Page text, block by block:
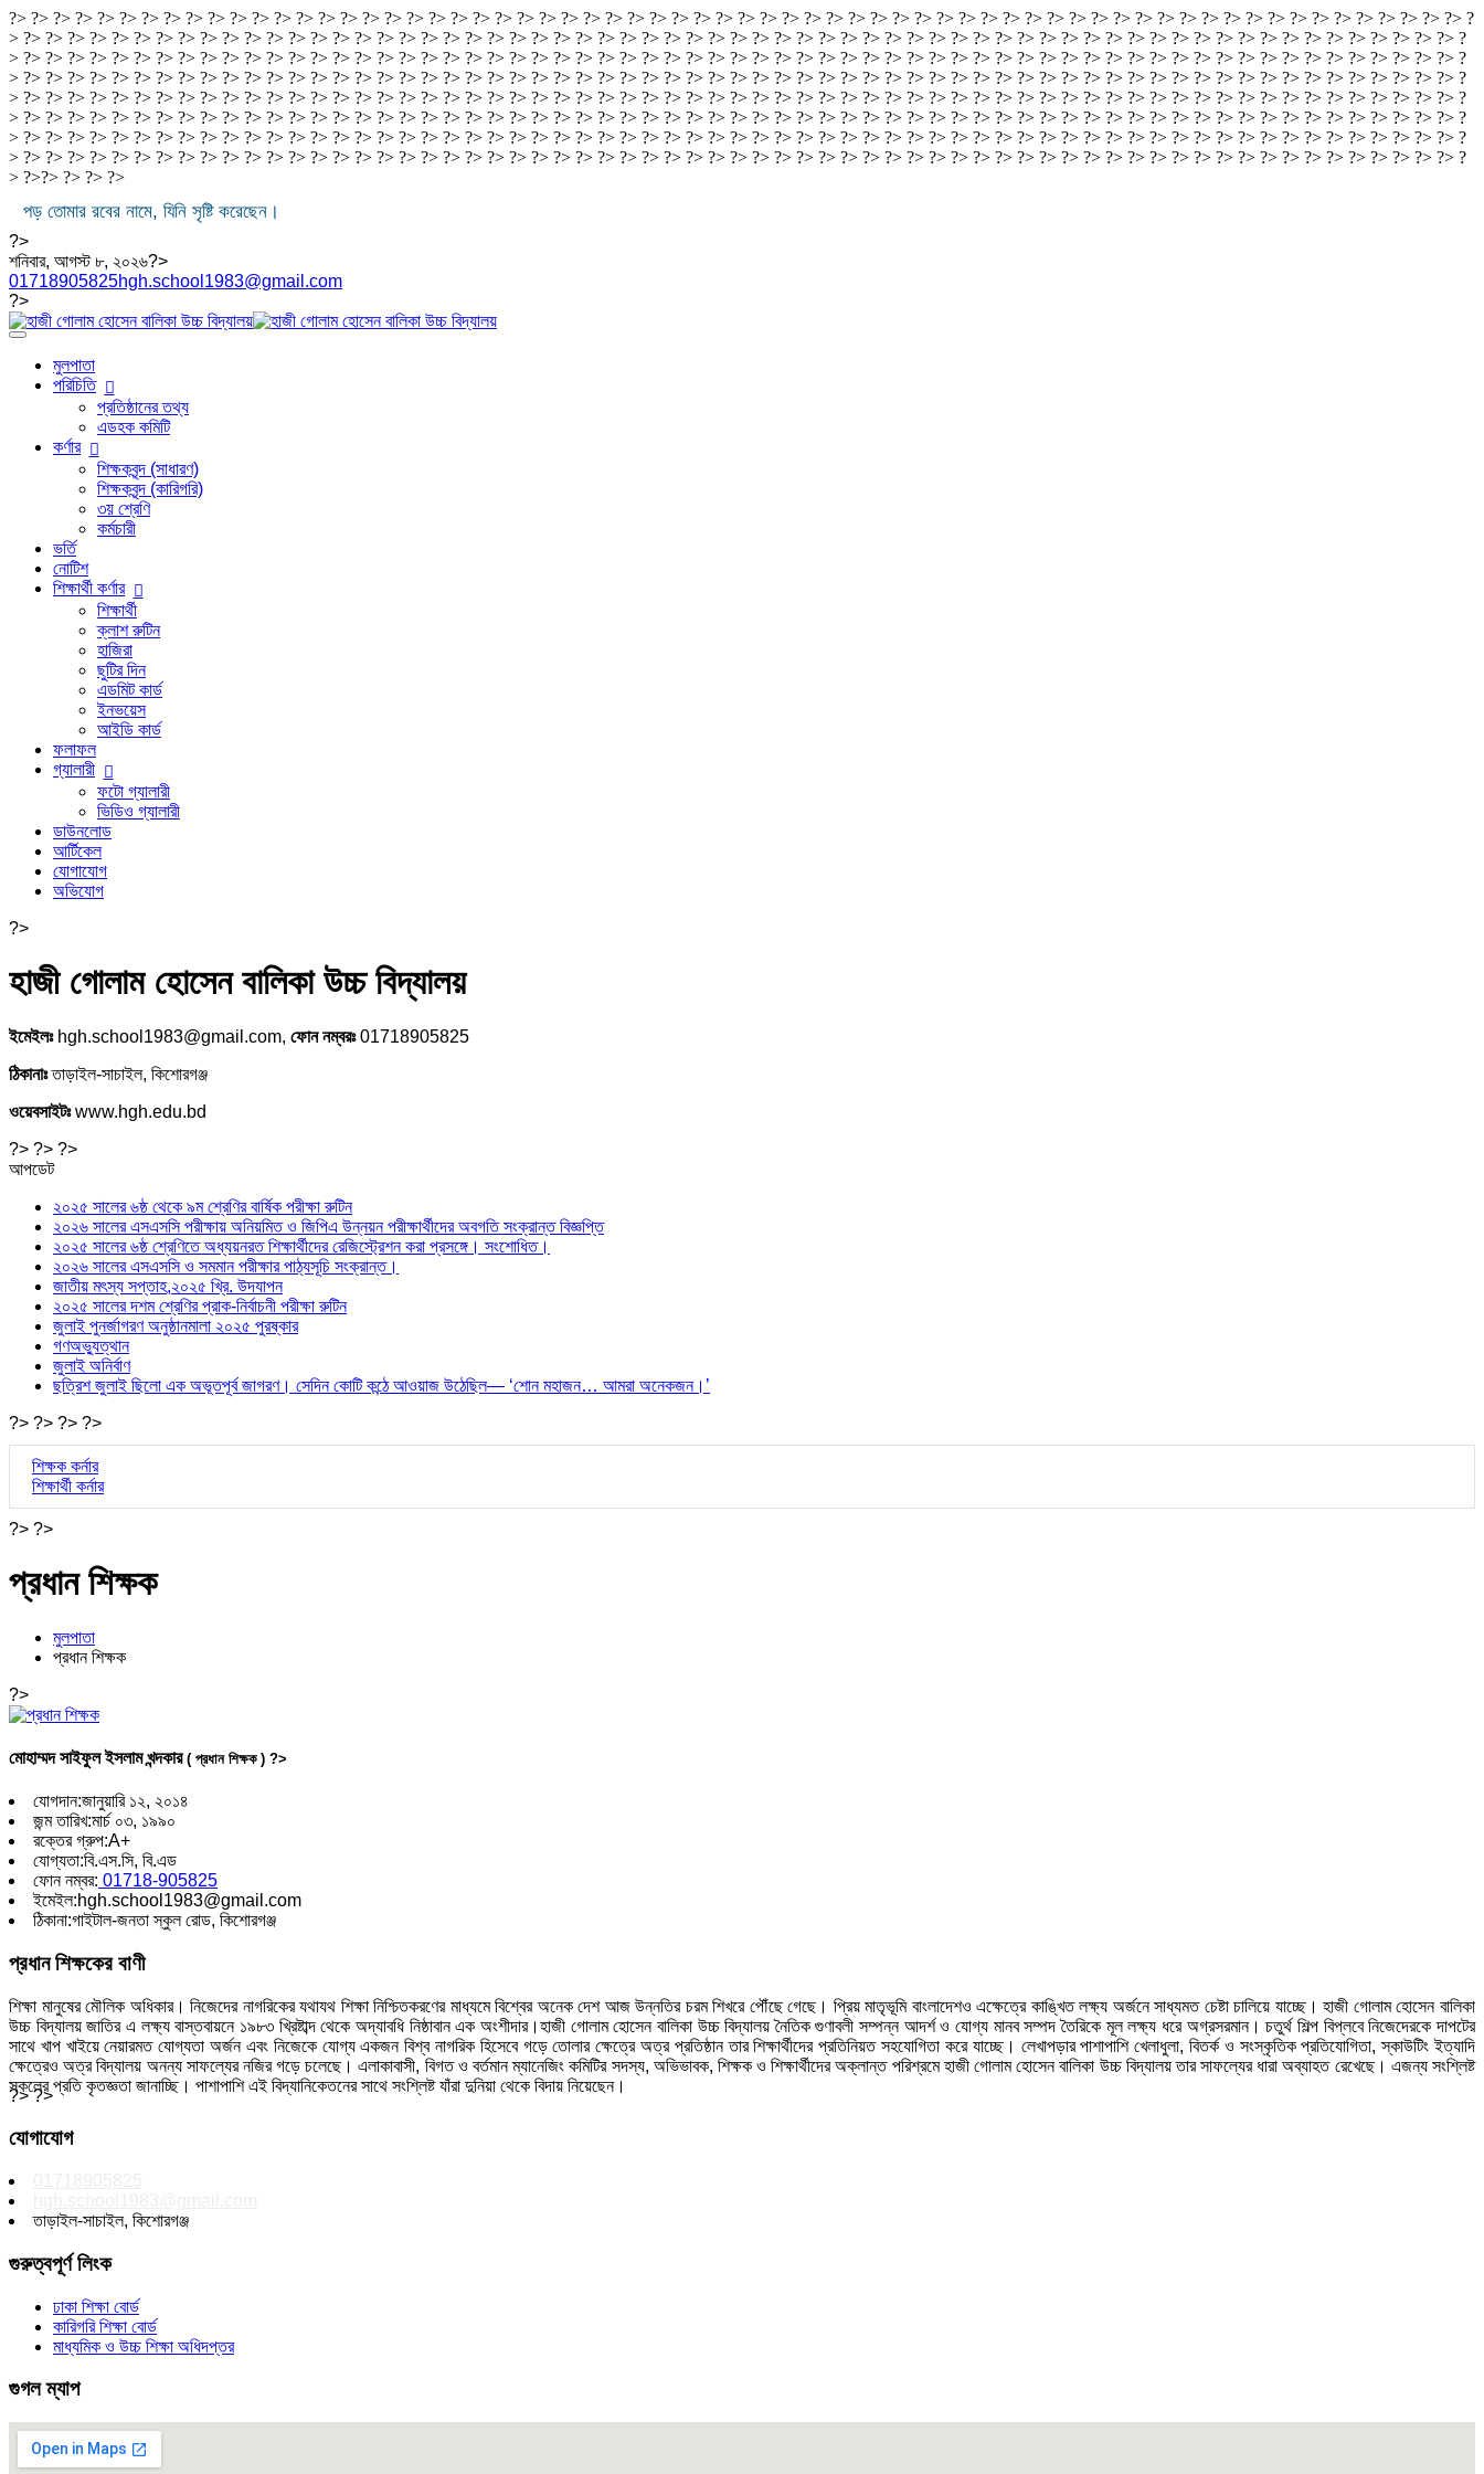
?> ?> ?> ?> ?> ?> ?> ?> ?> ?> ?> ?> ?> ?> ?> ?> ?> ?> ?> ?> ?> ?> ?> ?> ?> ?> ?> ?> ?> ?> ?> ?> ?> ?> ?> ?> ?> ?> ?> ?> ?> ?> ?> ?> ?> ?> ?> ?> ?> ?> ?> ?> ?> ?> ?> ?> ?> ?> ?> ?> ?> ?> ?> ?> ?> ?> ?
> ?> ?> ?> ?> ?> ?> ?> ?> ?> ?> ?> ?> ?> ?> ?> ?> ?> ?> ?> ?> ?> ?> ?> ?> ?> ?> ?> ?> ?> ?> ?> ?> ?> ?> ?> ?> ?> ?> ?> ?> ?> ?> ?> ?> ?> ?> ?> ?> ?> ?> ?> ?> ?> ?> ?> ?> ?> ?> ?> ?> ?> ?> ?> ?> ?> ?
> ?> ?> ?> ?> ?> ?> ?> ?> ?> ?> ?> ?> ?> ?> ?> ?> ?> ?> ?> ?> ?> ?> ?> ?> ?> ?> ?> ?> ?> ?> ?> ?> ?> ?> ?> ?> ?> ?> ?> ?> ?> ?> ?> ?> ?> ?> ?> ?> ?> ?> ?> ?> ?> ?> ?> ?> ?> ?> ?> ?> ?> ?> ?> ?> ?> ?
> ?> ?> ?> ?> ?> ?> ?> ?> ?> ?> ?> ?> ?> ?> ?> ?> ?> ?> ?> ?> ?> ?> ?> ?> ?> ?> ?> ?> ?> ?> ?> ?> ?> ?> ?> ?> ?> ?> ?> ?> ?> ?> ?> ?> ?> ?> ?> ?> ?> ?> ?> ?> ?> ?> ?> ?> ?> ?> ?> ?> ?> ?> ?> ?> ?> ?
> ?> ?> ?> ?> ?> ?> ?> ?> ?> ?> ?> ?> ?> ?> ?> ?> ?> ?> ?> ?> ?> ?> ?> ?> ?> ?> ?> ?> ?> ?> ?> ?> ?> ?> ?> ?> ?> ?> ?> ?> ?> ?> ?> ?> ?> ?> ?> ?> ?> ?> ?> ?> ?> ?> ?> ?> ?> ?> ?> ?> ?> ?> ?> ?> ?> ?
> ?> ?> ?> ?> ?> ?> ?> ?> ?> ?> ?> ?> ?> ?> ?> ?> ?> ?> ?> ?> ?> ?> ?> ?> ?> ?> ?> ?> ?> ?> ?> ?> ?> ?> ?> ?> ?> ?> ?> ?> ?> ?> ?> ?> ?> ?> ?> ?> ?> ?> ?> ?> ?> ?> ?> ?> ?> ?> ?> ?> ?> ?> ?> ?> ?> ?
> ?> ?> ?> ?> ?> ?> ?> ?> ?> ?> ?> ?> ?> ?> ?> ?> ?> ?> ?> ?> ?> ?> ?> ?> ?> ?> ?> ?> ?> ?> ?> ?> ?> ?> ?> ?> ?> ?> ?> ?> ?> ?> ?> ?> ?> ?> ?> ?> ?> ?> ?> ?> ?> ?> ?> ?> ?> ?> ?> ?> ?> ?> ?> ?> ?> ?
> ?> ?> ?> ?> ?> ?> ?> ?> ?> ?> ?> ?> ?> ?> ?> ?> ?> ?> ?> ?> ?> ?> ?> ?> ?> ?> ?> ?> ?> ?> ?> ?> ?> ?> ?> ?> ?> ?> ?> ?> ?> ?> ?> ?> ?> ?> ?> ?> ?> ?> ?> ?> ?> ?> ?> ?> ?> ?> ?> ?> ?> ?> ?> ?> ?> ?
> ?>?> ?> ?> ?>
পড় তোমার রবের নামে, যিনি সৃষ্টি করেছেন।
?>
শনিবার, আগস্ট ৮, ২০২৬?>
01718905825hgh.school1983@gmail.com
?>
মুলপাতা
পরিচিতি
প্রতিষ্ঠানের তথ্য
এডহক কমিটি
কর্ণার
শিক্ষকবৃন্দ (সাধারণ)
শিক্ষকবৃন্দ (কারিগরি)
৩য় শ্রেণি
কর্মচারী
ভর্তি
নোটিশ
শিক্ষার্থী কর্ণার
শিক্ষার্থী
ক্লাশ রুটিন
হাজিরা
ছুটির দিন
এডমিট কার্ড
ইনভয়েস
আইডি কার্ড
ফলাফল
গ্যালারী
ফটো গ্যালারী
ভিডিও গ্যালারী
ডাউনলোড
আর্টিকেল
যোগাযোগ
অভিযোগ
?>
হাজী গোলাম হোসেন বালিকা উচ্চ বিদ্যালয়
ইমেইলঃhgh.school1983@gmail.com, ফোন নম্বরঃ01718905825
ঠিকানাঃতাড়াইল-সাচাইল, কিশোরগঞ্জ
ওয়েবসাইটঃwww.hgh.edu.bd
?> ?> ?>
আপডেট
২০২৫ সালের ৬ষ্ঠ থেকে ৯ম শ্রেণির বার্ষিক পরীক্ষা রুটিন
২০২৬ সালের এসএসসি পরীক্ষায় অনিয়মিত ও জিপিএ উন্নয়ন পরীক্ষার্থীদের অবগতি সংক্রান্ত বিজ্ঞপ্তি
২০২৫ সালের ৬ষ্ঠ শ্রেণিতে অধ্যয়নরত শিক্ষার্থীদের রেজিস্ট্রেশন করা প্রসঙ্গে। সংশোধিত।
২০২৬ সালের এসএসসি ও সমমান পরীক্ষার পাঠ্যসূচি সংক্রান্ত।
জাতীয় মৎস্য সপ্তাহ,২০২৫ খ্রি. উদযাপন
২০২৫ সালের দশম শ্রেণির প্রাক-নির্বাচনী পরীক্ষা রুটিন
জুলাই পুনর্জাগরণ অনুষ্ঠানমালা ২০২৫ পুরষ্কার
গণঅভ্যুত্থান
জুলাই অনির্বাণ
ছত্রিশ জুলাই ছিলো এক অভূতপূর্ব জাগরণ। সেদিন কোটি কন্ঠে আওয়াজ উঠেছিল— ‘শোন মহাজন… আমরা অনেকজন।’
?> ?> ?> ?>
শিক্ষক কর্নার
শিক্ষার্থী কর্নার
?> ?>
প্রধান শিক্ষক
মুলপাতা
প্রধান শিক্ষক
?>
মোহাম্মদ সাইফুল ইসলাম খন্দকার ( প্রধান শিক্ষক ) ?>
যোগদান:জানুয়ারি ১২, ২০১৪
জন্ম তারিখ:মার্চ ০৩, ১৯৯০
রক্তের গ্রুপ:A+
যোগ্যতা:বি.এস.সি, বি.এড
ফোন নম্বর: 01718-905825
ইমেইল:hgh.school1983@gmail.com
ঠিকানা:গাইটাল-জনতা স্কুল রোড, কিশোরগঞ্জ
প্রধান শিক্ষকের বাণী
শিক্ষা মানুষের মৌলিক অধিকার। নিজেদের নাগরিকের যথাযথ শিক্ষা নিশ্চিতকরণের মাধ্যমে বিশ্বের অনেক দেশ আজ উন্নতির চরম শিখরে পৌঁছে গেছে। প্রিয় মাতৃভূমি বাংলাদেশও এক্ষেত্রে কাঙ্খিত লক্ষ্য অর্জনে সাধ্যমত চেষ্টা চালিয়ে যাচ্ছে। হাজী গোলাম হোসেন বালিকা
উচ্চ বিদ্যালয় জাতির এ লক্ষ্য বাস্তবায়নে ১৯৮৩ খ্রিষ্টাব্দ থেকে অদ্যাবধি নিষ্ঠাবান এক অংশীদার।হাজী গোলাম হোসেন বালিকা উচ্চ বিদ্যালয় নৈতিক গুণাবলী সম্পন্ন আদর্শ ও যোগ্য মানব সম্পদ তৈরিকে মূল লক্ষ্য ধরে অগ্রসরমান। চতুর্থ শিল্প বিপ্লবে নিজেদেরকে দাপটের
সাথে খাপ খাইয়ে নেয়ারমত যোগ্যতা অর্জন এবং নিজেকে যোগ্য একজন বিশ্ব নাগরিক হিসেবে গড়ে তোলার ক্ষেত্রে অত্র প্রতিষ্ঠান তার শিক্ষার্থীদের প্রতিনিয়ত সহযোগিতা করে যাচ্ছে। লেখাপড়ার পাশাপাশি খেলাধুলা, বিতর্ক ও সংস্কৃতিক প্রতিযোগিতা, স্কাউটিং ইত্যাদি
ক্ষেত্রেও অত্র বিদ্যালয় অনন্য সাফল্যের নজির গড়ে চলেছে। এলাকাবাসী, বিগত ও বর্তমান ম্যানেজিং কমিটির সদস্য, অভিভাবক, শিক্ষক ও শিক্ষার্থীদের অক্লান্ত পরিশ্রমে হাজী গোলাম হোসেন বালিকা উচ্চ বিদ্যালয় তার সাফল্যের ধারা অব্যাহত রেখেছে। এজন্য সংশ্লিষ্ট
সকলের প্রতি কৃতজ্ঞতা জানাচ্ছি। পাশাপাশি এই বিদ্যানিকেতনের সাথে সংশ্লিষ্ট যাঁরা দুনিয়া থেকে বিদায় নিয়েছেন।
?> ?>
যোগাযোগ
তাড়াইল-সাচাইল, কিশোরগঞ্জ
গুরুত্বপূর্ণ লিংক
ঢাকা শিক্ষা বোর্ড
কারিগরি শিক্ষা বোর্ড
মাধ্যমিক ও উচ্চ শিক্ষা অধিদপ্তর
গুগল ম্যাপ